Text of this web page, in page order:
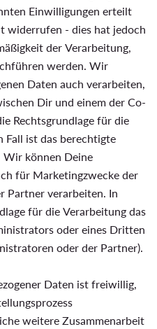
Einwilligungen erteilt
widerrufen - dies hat jedoch
der Verarbeitung,
werden. Wir
Daten auch verarbeiten,
Dir und einem der Co-
Rechtsgrundlage für die
Fall ist das berechtigte
Wir können Deine
für Marketingzwecke der
Partner verarbeiten. In
für die Verarbeitung das
oder eines Dritten
oder der Partner).
Daten ist freiwillig,
weitere Zusammenarbeit